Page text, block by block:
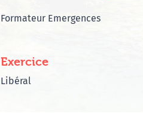
Formateur Emergences
Exercice
Libéral